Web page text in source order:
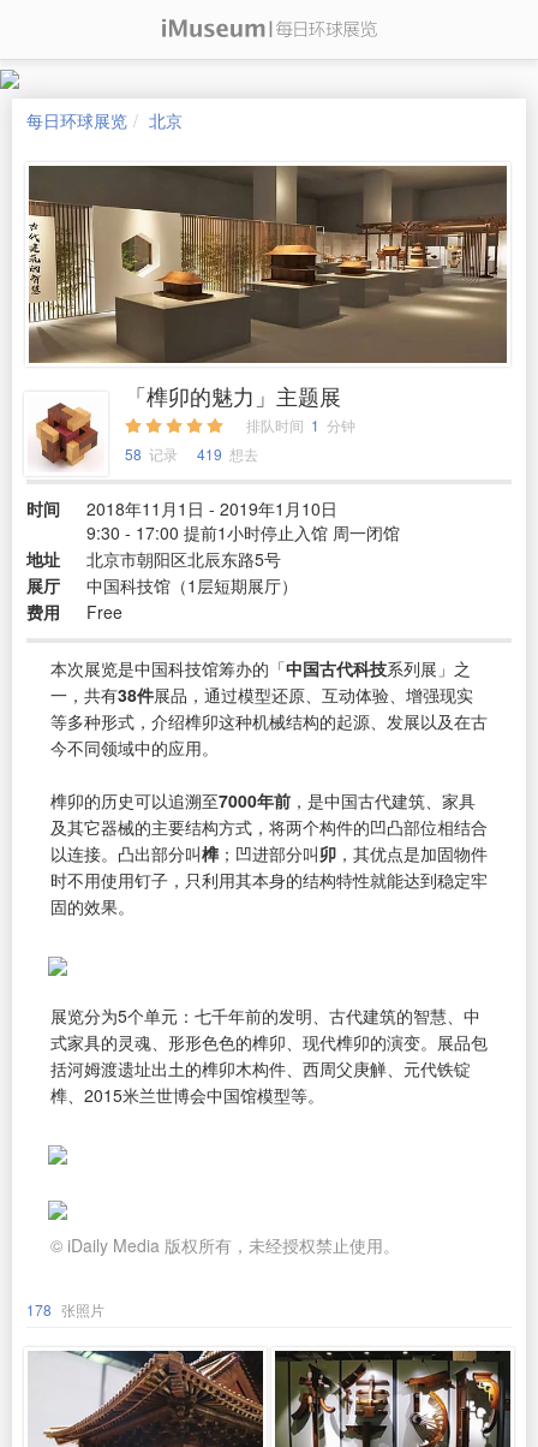
每日环球展览 北京
「榫卯的魅力」主题展
排队时间 1 分钟
58 记录 419 想去
时间
2018年11月1日 - 2019年1月10日
9:30 - 17:00 提前1小时停止入馆 周一闭馆
地址
北京市朝阳区北辰东路5号
展厅
中国科技馆（1层短期展厅）
费用
Free
本次展览是中国科技馆筹办的「中国古代科技系列展」之
一，共有38件展品，通过模型还原、互动体验、增强现实
等多种形式，介绍榫卯这种机械结构的起源、发展以及在古
今不同领域中的应用。
榫卯的历史可以追溯至7000年前 ，是中国古代建筑、家具
及其它器械的主要结构方式，将两个构件的凹凸部位相结合
以连接。凸出部分叫榫 ；凹进部分叫卯 ，其优点是加固物件
时不用使用钉子，只利用其本身的结构特性就能达到稳定牢
固的效果。
展览分为5个单元：七千年前的发明、古代建筑的智慧、中
式家具的灵魂、形形色色的榫卯、现代榫卯的演变。展品包
括河姆渡遗址出土的榫卯木构件、西周父庚觯、元代铁锭
榫、2015米兰世博会中国馆模型等。
© iDaily Media 版权所有，未经授权禁止使用。
178 张照片